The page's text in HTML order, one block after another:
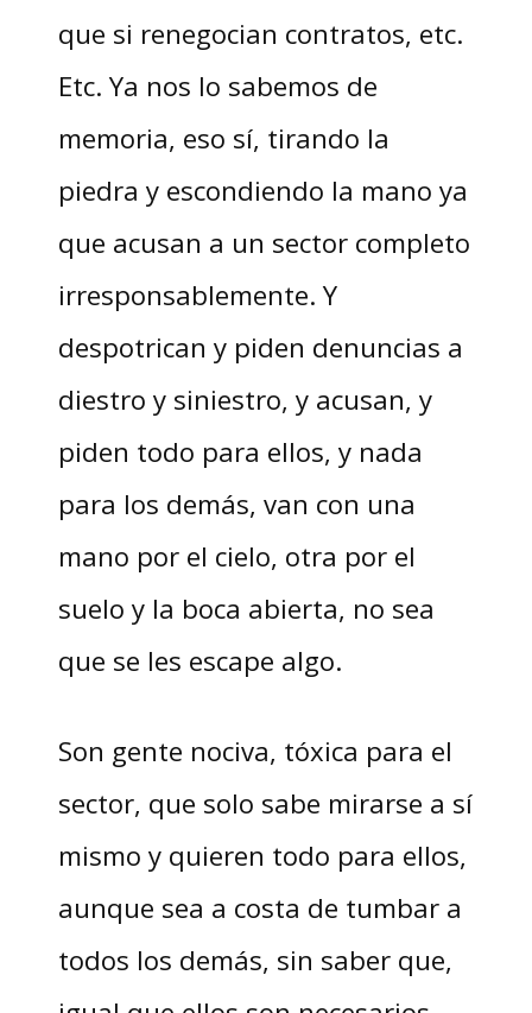
que si renegocian contratos, etc.
Etc. Ya nos lo sabemos de
memoria, eso sí, tirando la
piedra y escondiendo la mano ya
que acusan a un sector completo
irresponsablemente. Y
despotrican y piden denuncias a
diestro y siniestro, y acusan, y
piden todo para ellos, y nada
para los demás, van con una
mano por el cielo, otra por el
suelo y la boca abierta, no sea
que se les escape algo.
Son gente nociva, tóxica para el
sector, que solo sabe mirarse a sí
mismo y quieren todo para ellos,
aunque sea a costa de tumbar a
todos los demás, sin saber que,